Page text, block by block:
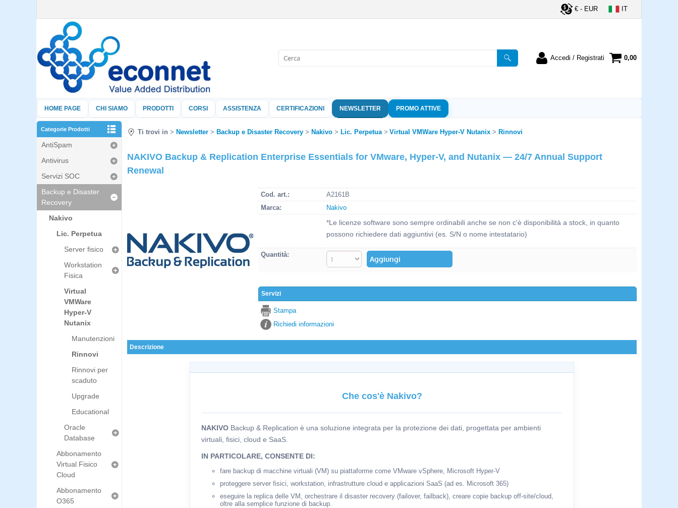
€ - EUR IT
Accedi / Registrati
nome utente e la password e poi
clicca sul pulsante "Accedi"
Hai perso la password?
0,00
HOME PAGE CHI SIAMO PRODOTTI CORSI ASSISTENZA CERTIFICAZIONI NEWSLETTER PROMO ATTIVE
Categorie Prodotti
AntiSpam
Antivirus
Servizi SOC
Backup e Disaster
Recovery
Nakivo
Lic. Perpetua
Server fisico
Workstation
Fisica
Virtual
VMWare
Hyper-V
Nutanix
Manutenzioni
Rinnovi
Rinnovi per
scaduto
Upgrade
Educational
Oracle
Database
Abbonamento
Virtual Fisico
Cloud
Abbonamento
O365
Ti trovi in Newsletter Backup e Disaster Recovery Nakivo Lic. Perpetua Virtual VMWare Hyper-V Nutanix Rinnovi
NAKIVO Backup & Replication Enterprise Essentials for VMware, Hyper-V, and Nutanix — 24/7 Annual Support
Renewal
Cod. art.:
A2161B
Marca:
Nakivo
*Le licenze software sono sempre ordinabili anche se non c'è disponibilità a stock, in quanto
possono richiedere dati aggiuntivi (es. S/N o nome intestatario)
Quantità:
Servizi
Stampa
Richiedi informazioni
Descrizione
Che cos'è Nakivo?
NAKIVO Backup & Replication è una soluzione integrata per la protezione dei dati, progettata per ambienti
virtuali, fisici, cloud e SaaS.
IN PARTICOLARE, CONSENTE DI:
fare backup di macchine virtuali (VM) su piattaforme come VMware vSphere, Microsoft Hyper-V
proteggere server fisici, workstation, infrastrutture cloud e applicazioni SaaS (ad es. Microsoft 365)
eseguire la replica delle VM, orchestrare il disaster recovery (failover, failback), creare copie backup off-site/cloud,
oltre alla semplice funzione di backup.